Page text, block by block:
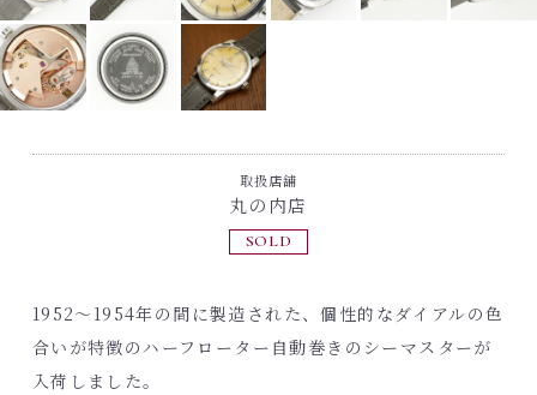
取扱店舗
丸の内店
SOLD
1952～1954年の間に製造された、個性的なダイアルの色
合いが特徴のハーフローター自動巻きのシーマスターが
入荷しました。